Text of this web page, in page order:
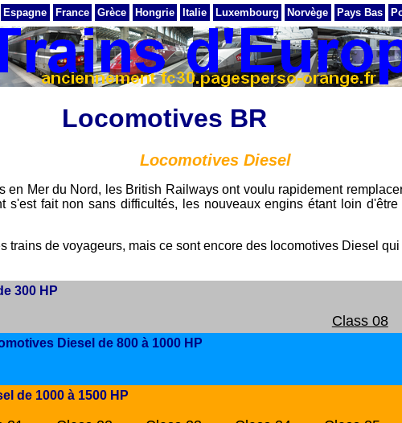
Espagne France Grèce Hongrie Italie Luxembourg Norvège Pays Bas
Locomotives BR
Locomotives Diesel
Mer du Nord, les British Railways ont voulu rapidement
s'est fait non sans difficultés, les nouveaux engins étant loin
trains de voyageurs, mais ce sont encore des locomotives Diesel
300 HP
Class 08
Diesel de 800 à 1000 HP
de 1000 à 1500 HP